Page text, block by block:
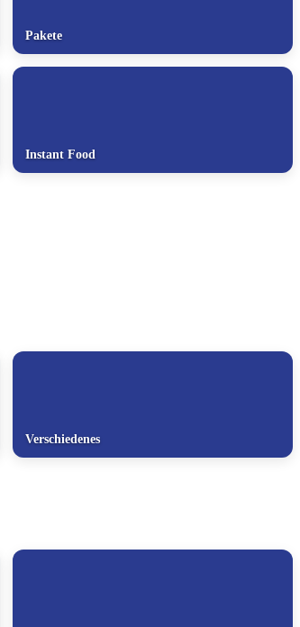
Pakete
Instant Food
Verschiedenes